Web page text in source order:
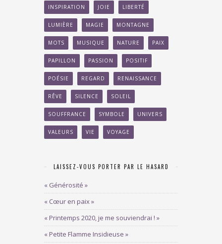
INSPIRATION JOIE LIBERTÉ
LUMIÈRE MAGIE MONTAGNE
MOTS MUSIQUE NATURE PAIX
PAPILLON PASSION POSITIF
POÉSIE REGARD RENAISSANCE
RÊVE SILENCE SOLEIL
SOUFFRANCE SYMBOLE UNIVERS
VALEURS VIE VOYAGE
LAISSEZ-VOUS PORTER PAR LE HASARD
« Générosité »
« Cœur en paix »
« Printemps 2020, je me souviendrai ! »
« Petite Flamme Insidieuse »